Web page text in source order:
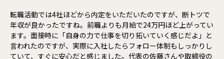
転職活動では4社ほどから内定をいただいたのですが、断トツで
年収が良かったですね。前職よりも月給で24万円ほど上がってい
ます。面接時に「自身の力で仕事を切り拓いていく感じだよ」と
言われたのですが、実際に入社したらフォロー体制もしっかりし
ていて、すぐに安心だと感じました。代表の佐藤さんや取締役の